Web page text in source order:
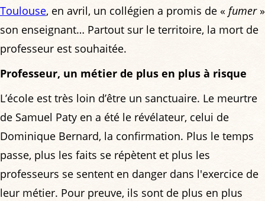
Toulouse, en avril, un collégien a promis de « fumer»
son enseignant… Partout sur le territoire, la mort de
professeur est souhaitée.
Professeur, un métier de plus en plus à risque
L’école est très loin d’être un sanctuaire. Le meurtre
de Samuel Paty en a été le révélateur, celui de
Dominique Bernard, la confirmation. Plus le temps
passe, plus les faits se répètent et plus les
professeurs se sentent en danger dans l'exercice de
leur métier. Pour preuve, ils sont de plus en plus